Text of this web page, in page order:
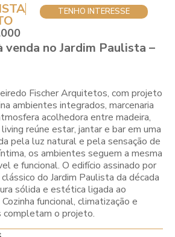
TENHO INTERESSE
no Jardim Paulista –
Fischer Arquitetos, com projeto
ambientes integrados, marcenaria
acolhedora entre madeira,
reúne estar, jantar e bar em uma
pela luz natural e pela sensação de
os ambientes seguem a mesma
e funcional. O edifício assinado por
do Jardim Paulista da década
sólida e estética ligada ao
funcional, climatização e
completam o projeto.